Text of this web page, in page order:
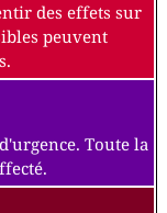
des effets sur
peuvent
Toute la